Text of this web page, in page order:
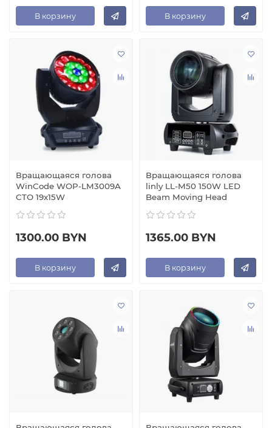
В корзину В корзину
Вращающаяся голова
WinCode WOP-LM3009A
CTO 19x15W
1300.00 BYN
В корзину
Вращающаяся голова
linly LL-M50 150W LED
Beam Moving Head
1365.00 BYN
В корзину